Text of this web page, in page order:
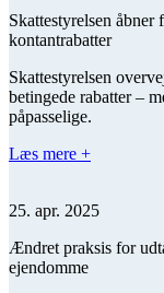
Skattestyrelsen
kontantrabatter
Skattestyrelsen
betingede rabatter –
påpasselige.
Læs mere +
25. apr. 2025
Ændret praksis for
ejendomme